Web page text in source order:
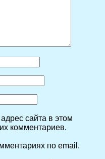
сайта в этом
комментариев.
по email.